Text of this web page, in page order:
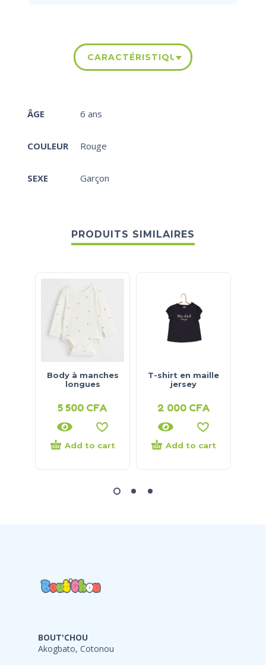
CARACTÉRISTIQUES
ÂGE 6 ans
COULEUR Rouge
SEXE Garçon
PRODUITS SIMILAIRES
Body à manches
longues
5 500 CFA
Add to cart
T-shirt en maille
jersey
2 000 CFA
Add to cart
BOUT'CHOU
Akogbato, Cotonou